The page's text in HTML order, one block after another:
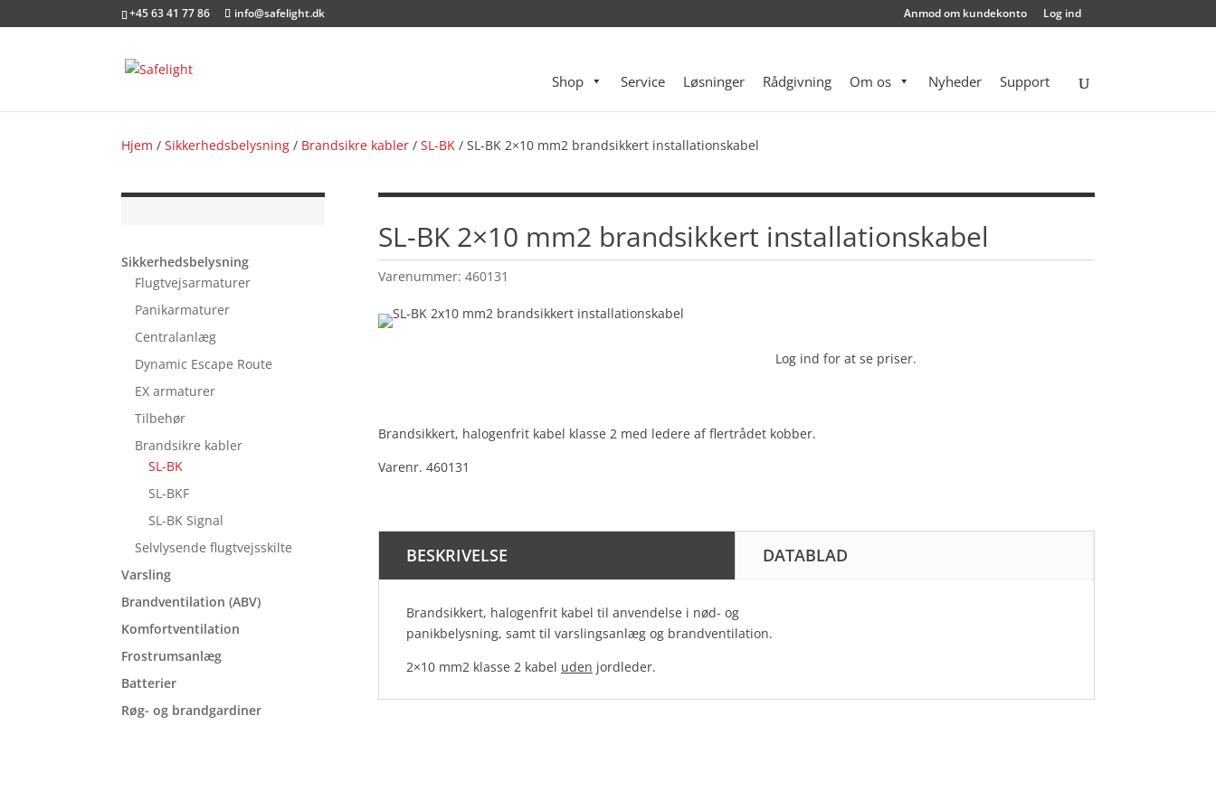
+45 63 41 77 86 info@safelight.dk Anmod om kundekonto Log ind
Shop Service Løsninger Rådgivning Om os Nyheder Support
Hjem /Sikkerhedsbelysning / Brandsikre kabler /SL-BK / SL-BK 2×10 mm2 brandsikkert installationskabel
Sikkerhedsbelysning
Flugtvejsarmaturer
Panikarmaturer
Centralanlæg
Dynamic Escape Route
EX armaturer
Tilbehør
Brandsikre kabler
SL-BK
SL-BKF
SL-BK Signal
Selvlysende flugtvejsskilte
Varsling
Brandventilation (ABV)
Komfortventilation
Frostrumsanlæg
Batterier
Røg- og brandgardiner
SL-BK 2×10 mm2 brandsikkert installationskabel
Varenummer: 460131
Log ind for at se priser.
Brandsikkert, halogenfrit kabel klasse 2 med ledere af flertrådet kobber.
Varenr. 460131
BESKRIVELSE DATABLAD
Brandsikkert, halogenfrit kabel til anvendelse i nød- og
panikbelysning, samt til varslingsanlæg og brandventilation.
2×10 mm2 klasse 2 kabel uden jordleder.